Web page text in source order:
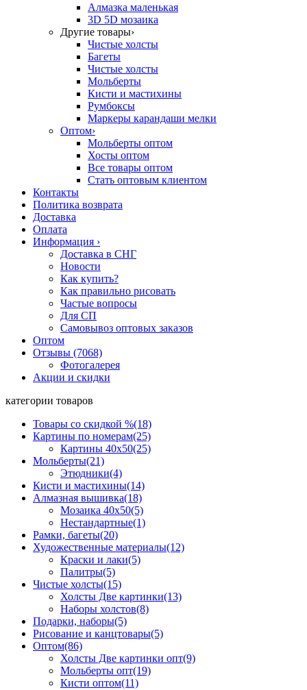
Алмазка маленькая
3D 5D мозаика
Другие товары›
Чистые холсты
Багеты
Чистые холсты
Мольберты
Кисти и мастихины
Румбоксы
Маркеры карандаши мелки
Оптом›
Мольберты оптом
Хосты оптом
Все товары оптом
Стать оптовым клиентом
Контакты
Политика возврата
Доставка
Оплата
Информация ›
Доставка в СНГ
Новости
Как купить?
Как правильно рисовать
Частые вопросы
Для СП
Самовывоз оптовых заказов
Оптом
Отзывы (7068)
Фотогалерея
Акции и скидки
категории товаров
Товары со скидкой %(18)
Картины по номерам(25)
Картины 40x50(25)
Мольберты(21)
Этюдники(4)
Кисти и мастихины(14)
Алмазная вышивка(18)
Мозаика 40x50(5)
Нестандартные(1)
Рамки, багеты(20)
Художественные материалы(12)
Краски и лаки(5)
Палитры(5)
Чистые холсты(15)
Холсты Две картинки(13)
Наборы холстов(8)
Подарки, наборы(5)
Рисование и канцтовары(5)
Оптом(86)
Холсты Две картинки опт(9)
Мольберты опт(19)
Кисти оптом(11)